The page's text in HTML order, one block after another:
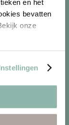
en het
bevatten
onze